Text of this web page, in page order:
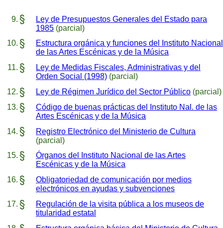
Ley de Presupuestos Generales del Estado para
1985 (parcial)
Estructura orgánica y funciones del Instituto Nacional
de las Artes Escénicas y de la Música
Ley de Medidas Fiscales, Administrativas y del
Orden Social (1998) (parcial)
Ley de Régimen Jurídico del Sector Público (parcial)
Código de buenas prácticas del Instituto Nal. de las
Artes Escénicas y de la Música
Registro Electrónico del Ministerio de Cultura
(parcial)
Órganos del Instituto Nacional de las Artes
Escénicas y de la Música
Obligatoriedad de comunicación por medios
electrónicos en ayudas y subvenciones
Regulación de la visita pública a los museos de
titularidad estatal